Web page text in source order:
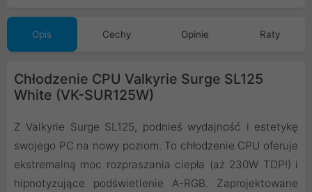
Opis Cechy Opinie Raty
Chłodzenie CPU Valkyrie Surge SL125
White (VK-SUR125W)
Z Valkyrie Surge SL125, podnieś wydajność i estetykę
swojego PC na nowy poziom. To chłodzenie CPU oferuje
ekstremalną moc rozpraszania ciepła (aż 230W TDP!) i
hipnotyzujące podświetlenie A-RGB. Zaprojektowane